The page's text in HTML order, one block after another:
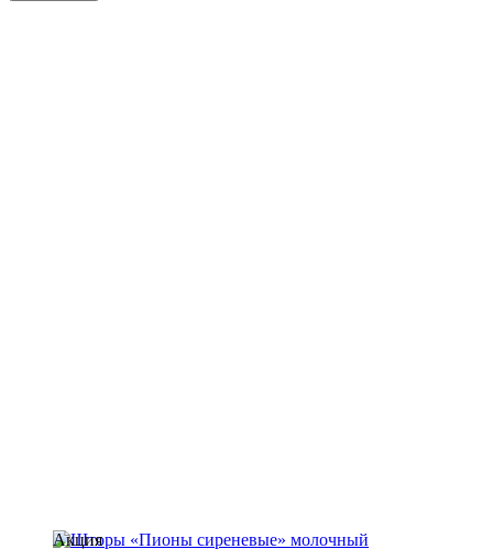
Акция